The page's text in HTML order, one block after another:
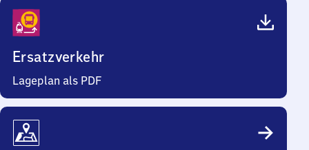
Ersatzverkehr
Lageplan als PDF